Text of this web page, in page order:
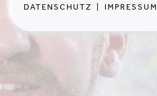
DATENSCHUTZ IMPRESSUM